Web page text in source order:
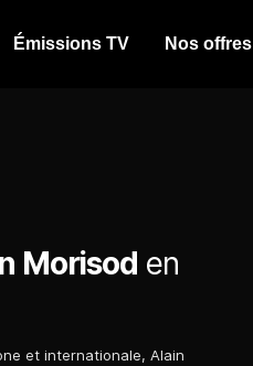
Émissions TV Nos offres
Morisod en
et internationale, Alain